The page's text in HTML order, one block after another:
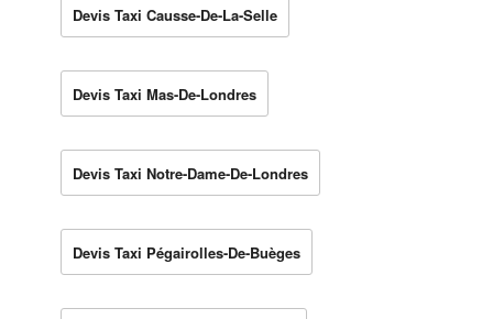
Devis Taxi Causse-De-La-Selle
Devis Taxi Mas-De-Londres
Devis Taxi Notre-Dame-De-Londres
Devis Taxi Pégairolles-De-Buèges